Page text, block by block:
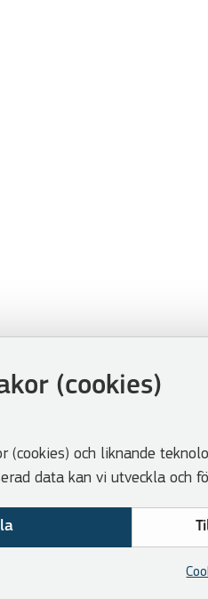
(cookies)
(cookies) och liknande
data kan vi utveckla och